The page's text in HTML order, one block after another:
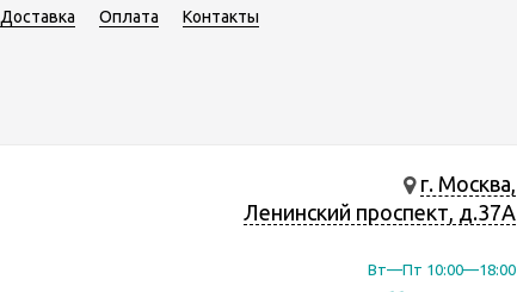
Доставка Оплата Контакты
г. Москва,
Ленинский проспект, д.37А
Вт—Пт 10:00—18:00